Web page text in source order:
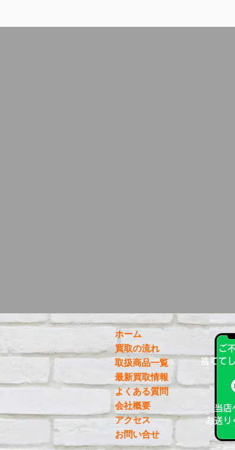
ホーム
買取の流れ
取扱商品一覧
最新買取情報
よくある質問
会社概要
アクセス
お問い合せ
ご
捨てて
当店
お送り